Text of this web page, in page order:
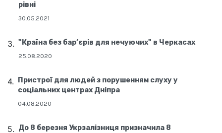
рівні
30.05.2021
"Країна без бар’єрів для нечуючих" в Черкасах
25.08.2020
Пристрої для людей з порушенням слуху у
соціальних центрах Дніпра
04.08.2020
До 8 березня Укрзалізниця призначила 8